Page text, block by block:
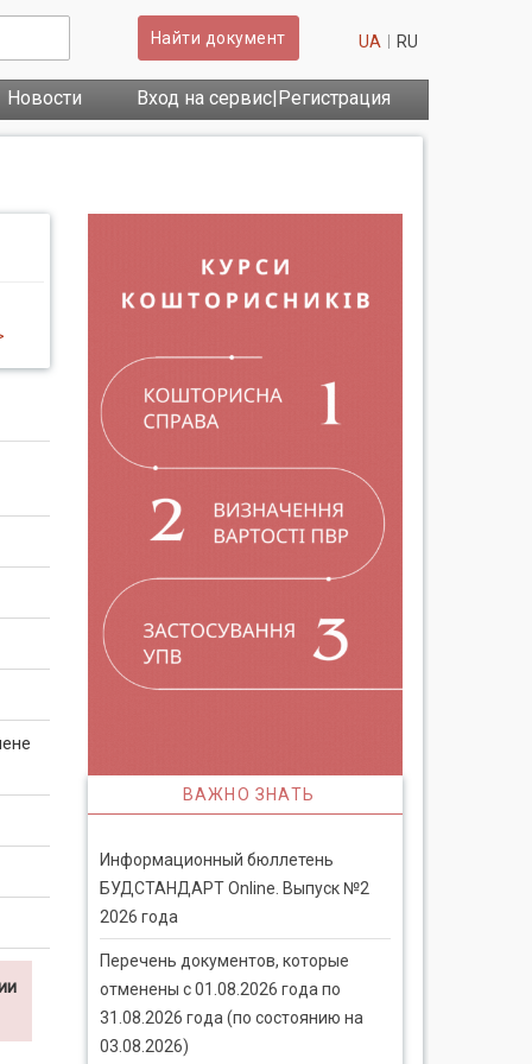
Найти документ UA RU
Новости Вход на сервис|Регистрация
ВАЖНО ЗНАТЬ
Информационный бюллетень
БУДСТАНДАРТ Online. Выпуск №2
2026 года
Перечень документов, которые
отменены с 01.08.2026 года по
31.08.2026 года (по состоянию на
03.08.2026)